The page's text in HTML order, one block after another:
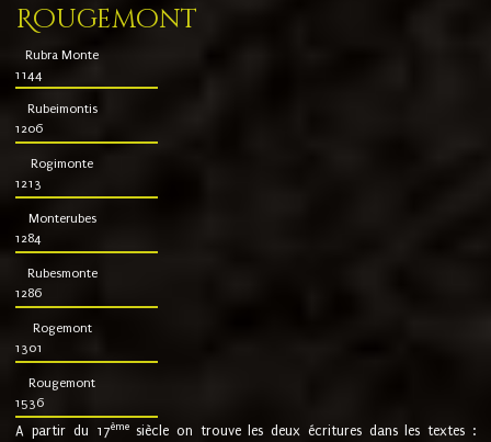
Rougemont
Rubra Monte
1144
Rubeimontis
1206
Rogimonte
1213
Monterubes
1284
Rubesmonte
1286
Rogemont
1301
Rougemont
1536
A partir du 17ème siècle on trouve les deux écritures dans les textes :